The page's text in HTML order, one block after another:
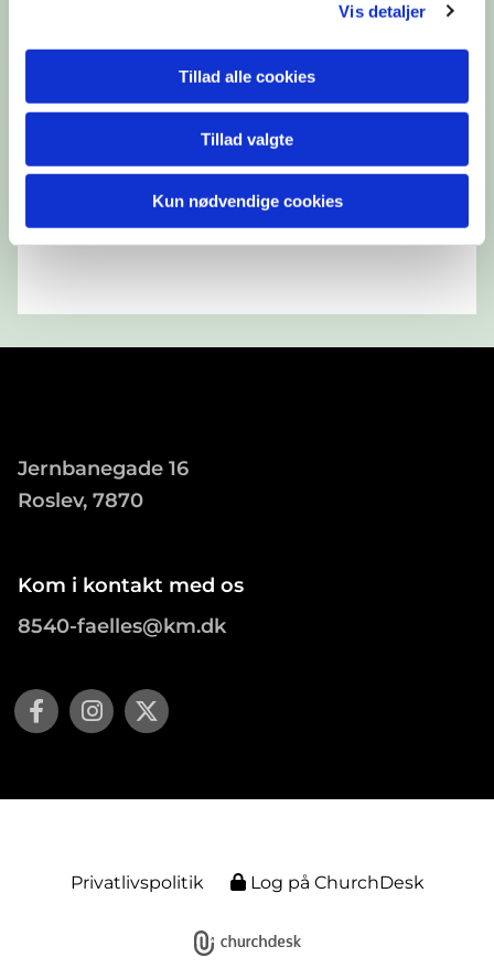
Vis detaljer
Tillad alle cookies
Tillad valgte
Kun nødvendige cookies
Jernbanegade 16
Roslev, 7870
Kom i kontakt med os
8540-faelles@km.dk
Privatlivspolitik Log på ChurchDesk